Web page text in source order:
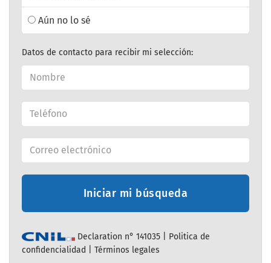
Aún no lo sé
Datos de contacto para recibir mi selección:
Iniciar mi búsqueda
Declaration n° 141035 | Politica de
confidencialidad
Términos legales